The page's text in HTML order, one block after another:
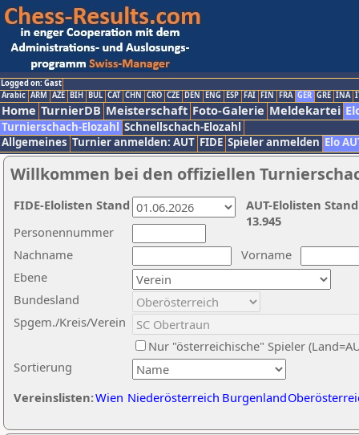
Logged on: Gast
Arabic ARM AZE BIH BUL CAT CHN CRO CZE DEN ENG ESP FAI FIN FRA GER GRE INA
Home TurnierDB Meisterschaft Foto-Galerie Meldekartei
Turnierschach-Elozahl Schnellschach-Elozahl
Allgemeines Turnier anmelden: AUT FIDE Spieler anmelden Elo
Willkommen bei den offiziellen
Nachname
Vorname
Ebene
Sortierung
Personennummer
Bundesland
Spgem./Kreis/Verein
Nur "österreichische" Spieler
Vereinslisten:Wien Niederösterreich Burgenland
AUT-Elolisten
13.945
FIDE-Elolisten Stand